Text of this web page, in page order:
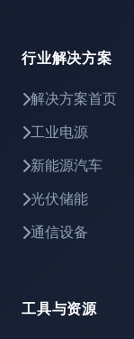
行业解决方案
解决方案首页
工业电源
新能源汽车
光伏储能
通信设备
工具与资源